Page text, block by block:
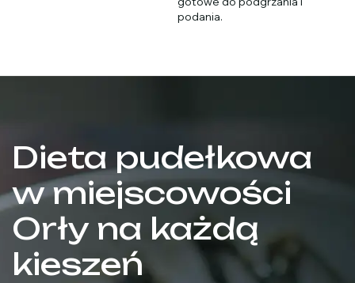
podania.
Dieta pudełkowa
w miejscowości
Orły na każdą
kieszeń